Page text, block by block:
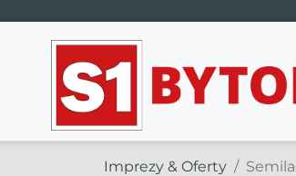
Main Navigation
Imprezy & Oferty